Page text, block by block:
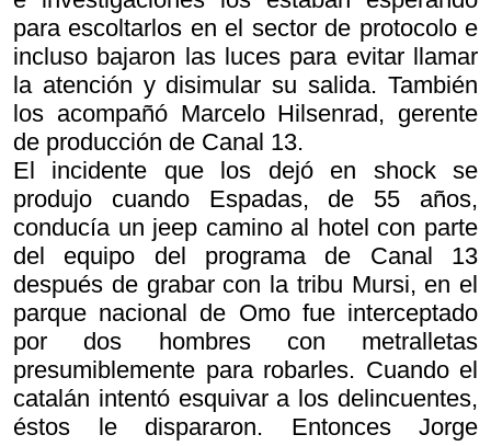
para escoltarlos en el sector de protocolo e
incluso bajaron las luces para evitar llamar
la atención y disimular su salida. También
los acompañó Marcelo Hilsenrad, gerente
de producción de Canal 13.
El incidente que los dejó en shock se
produjo cuando Espadas, de 55 años,
conducía un jeep camino al hotel con parte
del equipo del programa de Canal 13
después de grabar con la tribu Mursi, en el
parque nacional de Omo fue interceptado
por dos hombres con metralletas
presumiblemente para robarles. Cuando el
catalán intentó esquivar a los delincuentes,
éstos le dispararon. Entonces Jorge